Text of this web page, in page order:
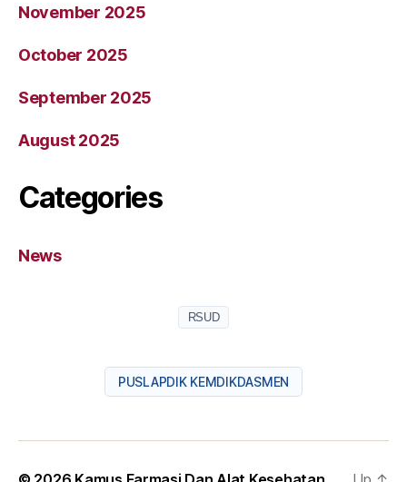
November 2025
October 2025
September 2025
August 2025
Categories
News
RSUD
PUSLAPDIK KEMDIKDASMEN